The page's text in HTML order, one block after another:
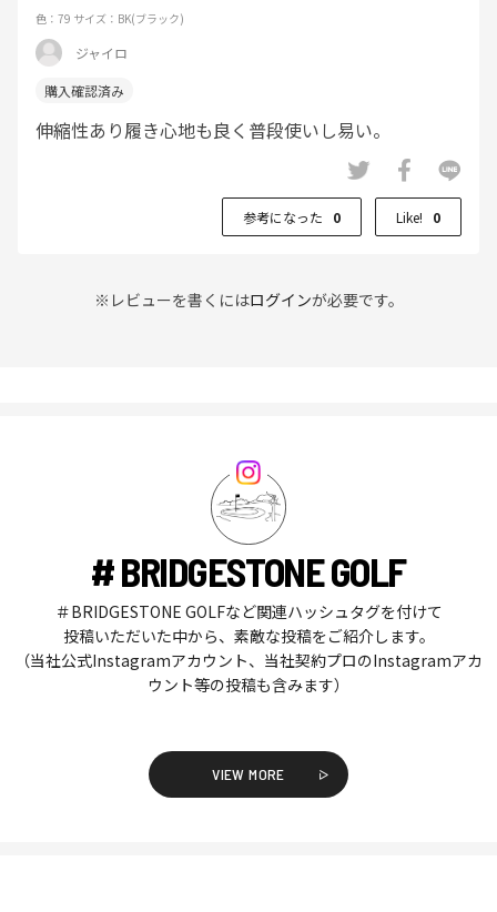
色：79 サイズ：BK(ブラック)
ジャイロ
伸縮性あり履き心地も良く普段使いし易い。
参考になった 0 Like! 0
※レビューを書くにはログインが必要です。
# BRIDGESTONE GOLF
＃BRIDGESTONE GOLFなど関連ハッシュタグを付けて
投稿いただいた中から、素敵な投稿をご紹介します。
（当社公式Instagramアカウント、当社契約プロのInstagramアカ
ウント等の投稿も含みます）
VIEW MORE